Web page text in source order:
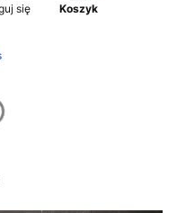
się Koszyk